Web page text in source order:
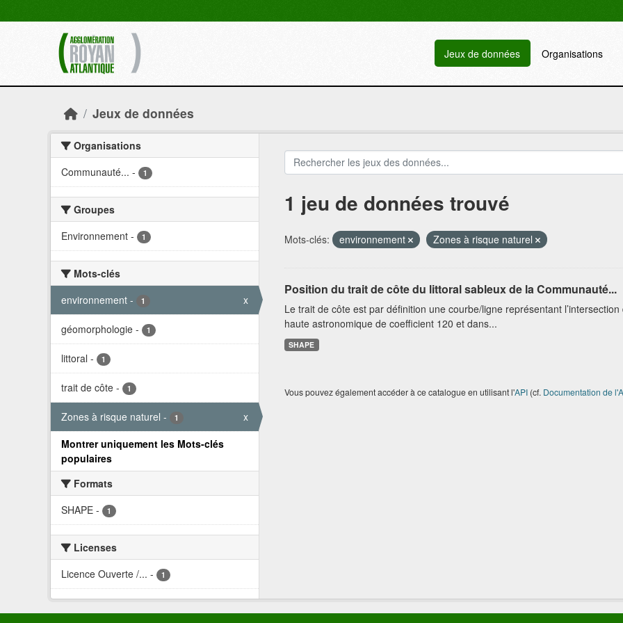
Jeux de données Organisations
Jeux de données
Organisations
Communauté... - 1
Groupes
Environnement - 1
Mots-clés
environnement - 1 x
géomorphologie - 1
littoral - 1
trait de côte - 1
Zones à risque naturel - 1
x
Montrer uniquement les Mots-clés
populaires
Formats
SHAPE - 1
Licenses
Licence Ouverte /... - 1
1 jeu de données trouvé
Mots-clés: environnement Zones à risque naturel
Position du trait de côte du littoral sableux de la Communauté...
Le trait de côte est par définition une courbe/ligne représentant
haute astronomique de coefficient 120 et dans...
SHAPE
Vous pouvez également accéder à ce catalogue en utilisant l'API(cf. Documentation de